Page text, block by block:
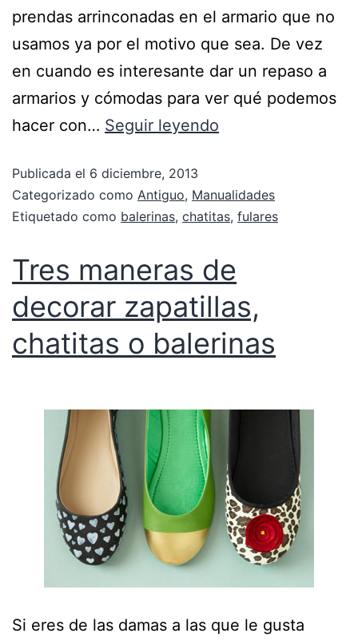
prendas arrinconadas en el armario que no
usamos ya por el motivo que sea. De vez
en cuando es interesante dar un repaso a
armarios y cómodas para ver qué podemos
hacer con… Seguir leyendo
Publicada el 6 diciembre, 2013
Categorizado como Antiguo, Manualidades
Etiquetado como balerinas, chatitas, fulares
Tres maneras de
decorar zapatillas,
chatitas o balerinas
Si eres de las damas a las que le gusta